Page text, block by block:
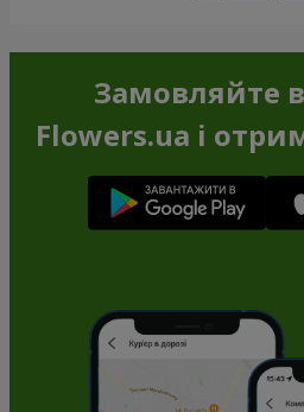
Замовляйте
Flowers.ua і